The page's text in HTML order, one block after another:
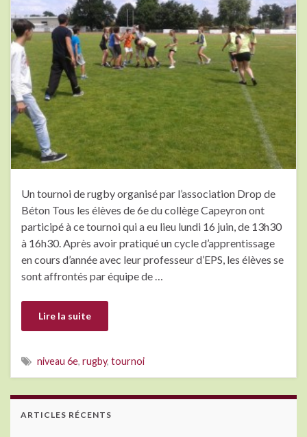
Un tournoi de rugby organisé par l’association Drop de
Béton Tous les élèves de 6e du collège Capeyron ont
participé à ce tournoi qui a eu lieu lundi 16 juin, de 13h30
à 16h30. Après avoir pratiqué un cycle d’apprentissage
en cours d’année avec leur professeur d’EPS, les élèves se
sont affrontés par équipe de …
Lire la suite
niveau 6e, rugby, tournoi
ARTICLES RÉCENTS